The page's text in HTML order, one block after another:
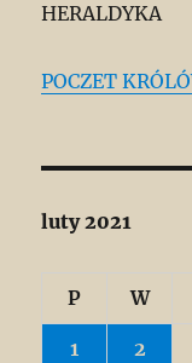
HERALDYKA
POCZET
luty 2021
P W
1 2